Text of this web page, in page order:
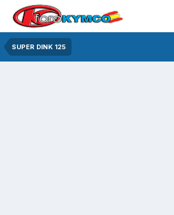
SUPER DINK 125